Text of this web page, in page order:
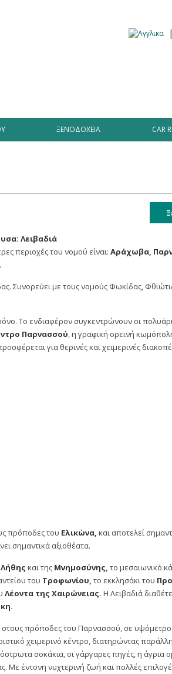
ΞΕΝΟΔΟΧΕΊΑ CAR
Λειβαδιά
περιοχές του νομού είναι: Αράχωβα,
Συνορεύει με τους νομούς Φωκίδας,
Το ενδιαφέρον συγκεντρώνουν οι
Παρνασσού, η γραφική ορεινή
για θερινές και χειμερινές
πρόποδες του Ελικώνα, και αποτελεί
σημαντικά αξιοθέατα.
Λήθης και της Μνημοσύνης, το μεσαιωνικό
του Τροφωνίου, το εκκλησάκι του
Λέοντα της Χαιρώνειας. Η Λειβαδιά
στους πρόποδες του Παρνασσού, σε
χειμερινό κέντρο, διατηρώντας
σοκάκια, οι γάργαρες πηγές, η άγρια
Με έντονη νυχτερινή ζωή και πολλές